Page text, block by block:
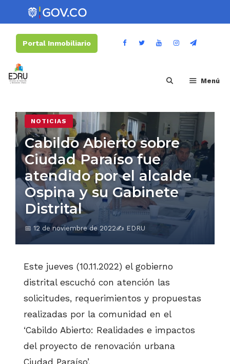
Portal Inmobiliario
Menú
NOTICIAS
Cabildo Abierto sobre
Ciudad Paraíso fue
atendido por el alcalde
Ospina y su Gabinete
Distrital
📅 12 de noviembre de 2022✍️ EDRU
Este jueves (10.11.2022) el gobierno
distrital escuchó con atención las
solicitudes, requerimientos y propuestas
realizadas por la comunidad en el
‘Cabildo Abierto: Realidades e impactos
del proyecto de renovación urbana